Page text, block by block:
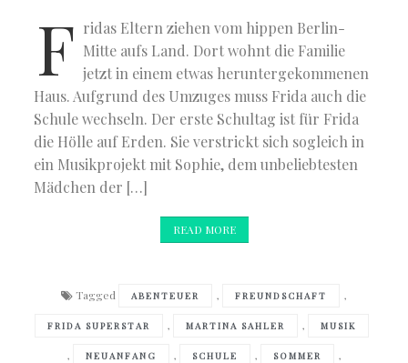
F ridas Eltern ziehen vom hippen Berlin-
Mitte aufs Land. Dort wohnt die Familie
jetzt in einem etwas heruntergekommenen
Haus. Aufgrund des Umzuges muss Frida auch die
Schule wechseln. Der erste Schultag ist für Frida
die Hölle auf Erden. Sie verstrickt sich sogleich in
ein Musikprojekt mit Sophie, dem unbeliebtesten
Mädchen der […]
READ MORE
Tagged ABENTEUER , FREUNDSCHAFT ,
FRIDA SUPERSTAR , MARTINA SAHLER , MUSIK
, NEUANFANG , SCHULE , SOMMER ,